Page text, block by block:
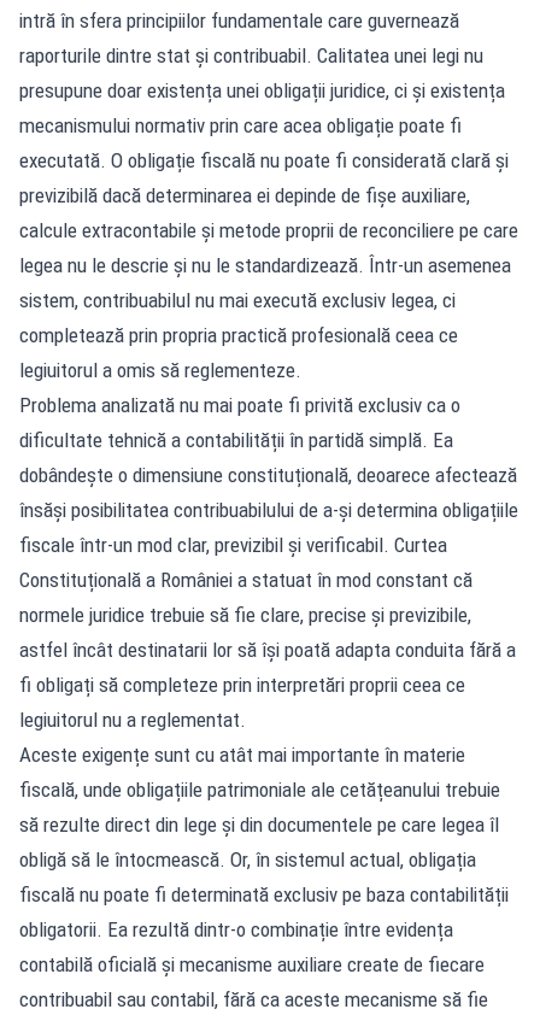
intră în sfera principiilor fundamentale care guvernează
raporturile dintre stat și contribuabil. Calitatea unei legi nu
presupune doar existența unei obligații juridice, ci și existența
mecanismului normativ prin care acea obligație poate fi
executată. O obligație fiscală nu poate fi considerată clară și
previzibilă dacă determinarea ei depinde de fișe auxiliare,
calcule extracontabile și metode proprii de reconciliere pe care
legea nu le descrie și nu le standardizează. Într-un asemenea
sistem, contribuabilul nu mai execută exclusiv legea, ci
completează prin propria practică profesională ceea ce
legiuitorul a omis să reglementeze.
Problema analizată nu mai poate fi privită exclusiv ca o
dificultate tehnică a contabilității în partidă simplă. Ea
dobândește o dimensiune constituțională, deoarece afectează
însăși posibilitatea contribuabilului de a-și determina obligațiile
fiscale într-un mod clar, previzibil și verificabil. Curtea
Constituțională a României a statuat în mod constant că
normele juridice trebuie să fie clare, precise și previzibile,
astfel încât destinatarii lor să își poată adapta conduita fără a
fi obligați să completeze prin interpretări proprii ceea ce
legiuitorul nu a reglementat.
Aceste exigențe sunt cu atât mai importante în materie
fiscală, unde obligațiile patrimoniale ale cetățeanului trebuie
să rezulte direct din lege și din documentele pe care legea îl
obligă să le întocmească. Or, în sistemul actual, obligația
fiscală nu poate fi determinată exclusiv pe baza contabilității
obligatorii. Ea rezultă dintr-o combinație între evidența
contabilă oficială și mecanisme auxiliare create de fiecare
contribuabil sau contabil, fără ca aceste mecanisme să fie